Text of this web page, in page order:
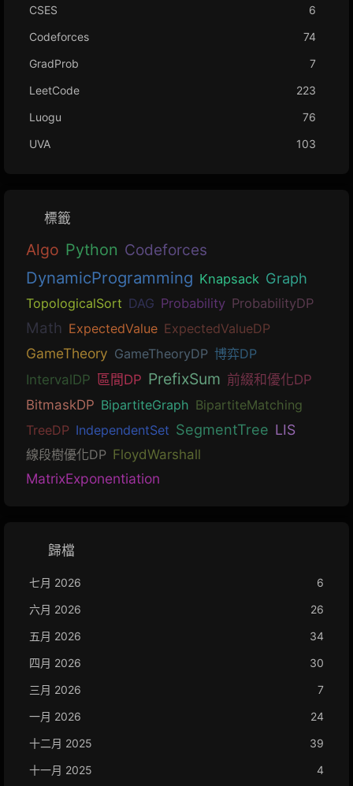
CSES
6
Codeforces
74
GradProb
7
LeetCode
223
Luogu
76
UVA
103
標籤
Algo Python Codeforces
DynamicProgramming Knapsack Graph
TopologicalSort DAG Probability ProbabilityDP
Math ExpectedValue ExpectedValueDP
GameTheory GameTheoryDP 博弈DP
IntervalDP 區間DP PrefixSum 前綴和優化DP
BitmaskDP BipartiteGraph BipartiteMatching
TreeDP IndependentSet SegmentTree LIS
線段樹優化DP FloydWarshall
MatrixExponentiation
歸檔
七月 2026
6
六月 2026
26
五月 2026
34
四月 2026
30
三月 2026
7
一月 2026
24
十二月 2025
39
十一月 2025
4